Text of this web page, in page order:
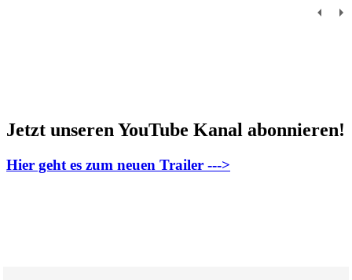
Jetzt unseren YouTube Kanal abonnieren!
Hier geht es zum neuen Trailer --->